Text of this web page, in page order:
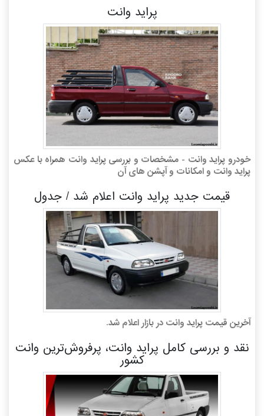
پراید وانت
خودرو پراید وانت - مشخصات و بررسی پراید وانت همراه با عکس
پراید وانت و امکانات و آپشن های آن
قیمت جدید پراید وانت اعلام شد / جدول
آخرین قیمت پراید وانت در بازار اعلام شد.
نقد و بررسی کامل پراید وانت، پرفروش‌ترین وانت
کشور